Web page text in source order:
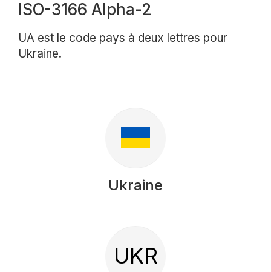
ISO-3166 Alpha-2
UA est le code pays à deux lettres pour
Ukraine.
Ukraine
UKR